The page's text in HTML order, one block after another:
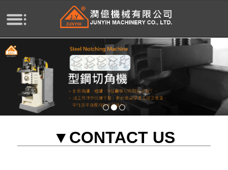
CONTACT US